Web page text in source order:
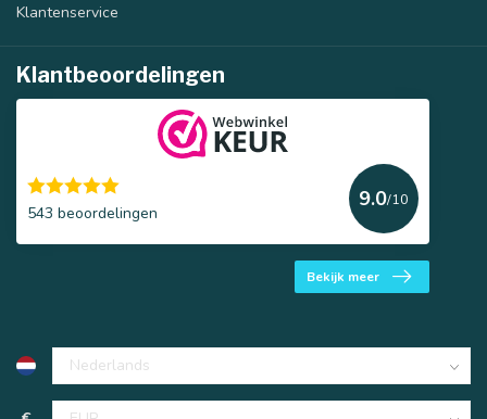
Klantenservice
Klantbeoordelingen
543 beoordelingen
9.0/10
Bekijk meer